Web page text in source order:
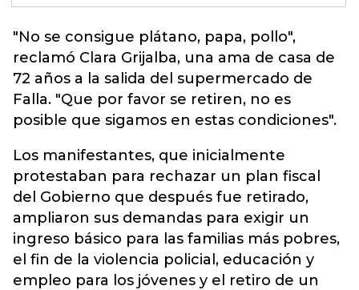
"No se consigue plátano, papa, pollo",
reclamó Clara Grijalba, una ama de casa de
72 años a la salida del supermercado de
Falla. "Que por favor se retiren, no es
posible que sigamos en estas condiciones".
Los manifestantes, que inicialmente
protestaban para rechazar un plan fiscal
del Gobierno que después fue retirado,
ampliaron sus demandas para exigir un
ingreso básico para las familias más pobres,
el fin de la violencia policial, educación y
empleo para los jóvenes y el retiro de un